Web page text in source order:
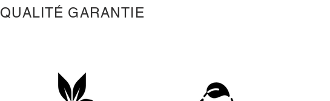
QUALITÉ GARANTIE